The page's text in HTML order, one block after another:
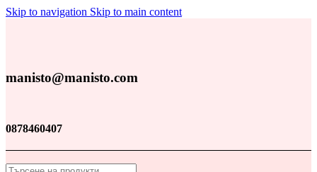
Skip to navigation Skip to main content
manisto@manisto.com
0878460407